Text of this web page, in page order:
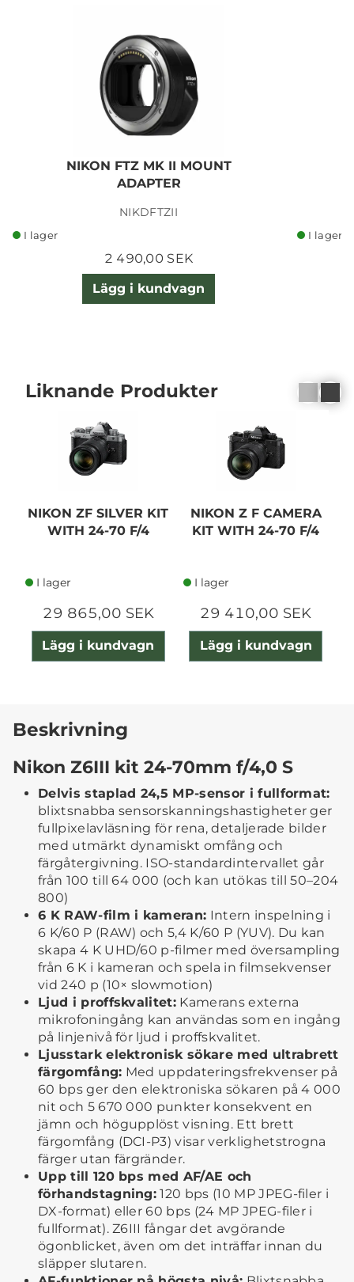
NIKON FTZ MK II MOUNT
ADAPTER
NIKDFTZII
I lager
2 490,00 SEK
Lägg i kundvagn
I lager
Liknande Produkter
NIKON ZF SILVER KIT
WITH 24-70 F/4
I lager
29 865,00 SEK
Lägg i kundvagn
NIKON Z F CAMERA
KIT WITH 24-70 F/4
I lager
29 410,00 SEK
Lägg i kundvagn
Beskrivning
Nikon Z6III kit 24-70mm f/4,0 S
Delvis staplad 24,5 MP-sensor i fullformat:
blixtsnabba sensorskanningshastigheter ger
fullpixelavläsning för rena, detaljerade bilder
med utmärkt dynamiskt omfång och
färgåtergivning. ISO-standardintervallet går
från 100 till 64 000 (och kan utökas till 50–204
800)
6 K RAW-film i kameran: Intern inspelning i
6 K/60 P (RAW) och 5,4 K/60 P (YUV). Du kan
skapa 4 K UHD/60 p-filmer med översampling
från 6 K i kameran och spela in filmsekvenser
vid 240 p (10× slowmotion)
Ljud i proffskvalitet: Kamerans externa
mikrofoningång kan användas som en ingång
på linjenivå för ljud i proffskvalitet.
Ljusstark elektronisk sökare med ultrabrett
färgomfång: Med uppdateringsfrekvenser på
60 bps ger den elektroniska sökaren på 4 000
nit och 5 670 000 punkter konsekvent en
jämn och högupplöst visning. Ett brett
färgomfång (DCI-P3) visar verklighetstrogna
färger utan färgränder.
Upp till 120 bps med AF/AE och
förhandstagning: 120 bps (10 MP JPEG-filer i
DX-format) eller 60 bps (24 MP JPEG-filer i
fullformat). Z6III fångar det avgörande
ögonblicket, även om det inträffar innan du
släpper slutaren.